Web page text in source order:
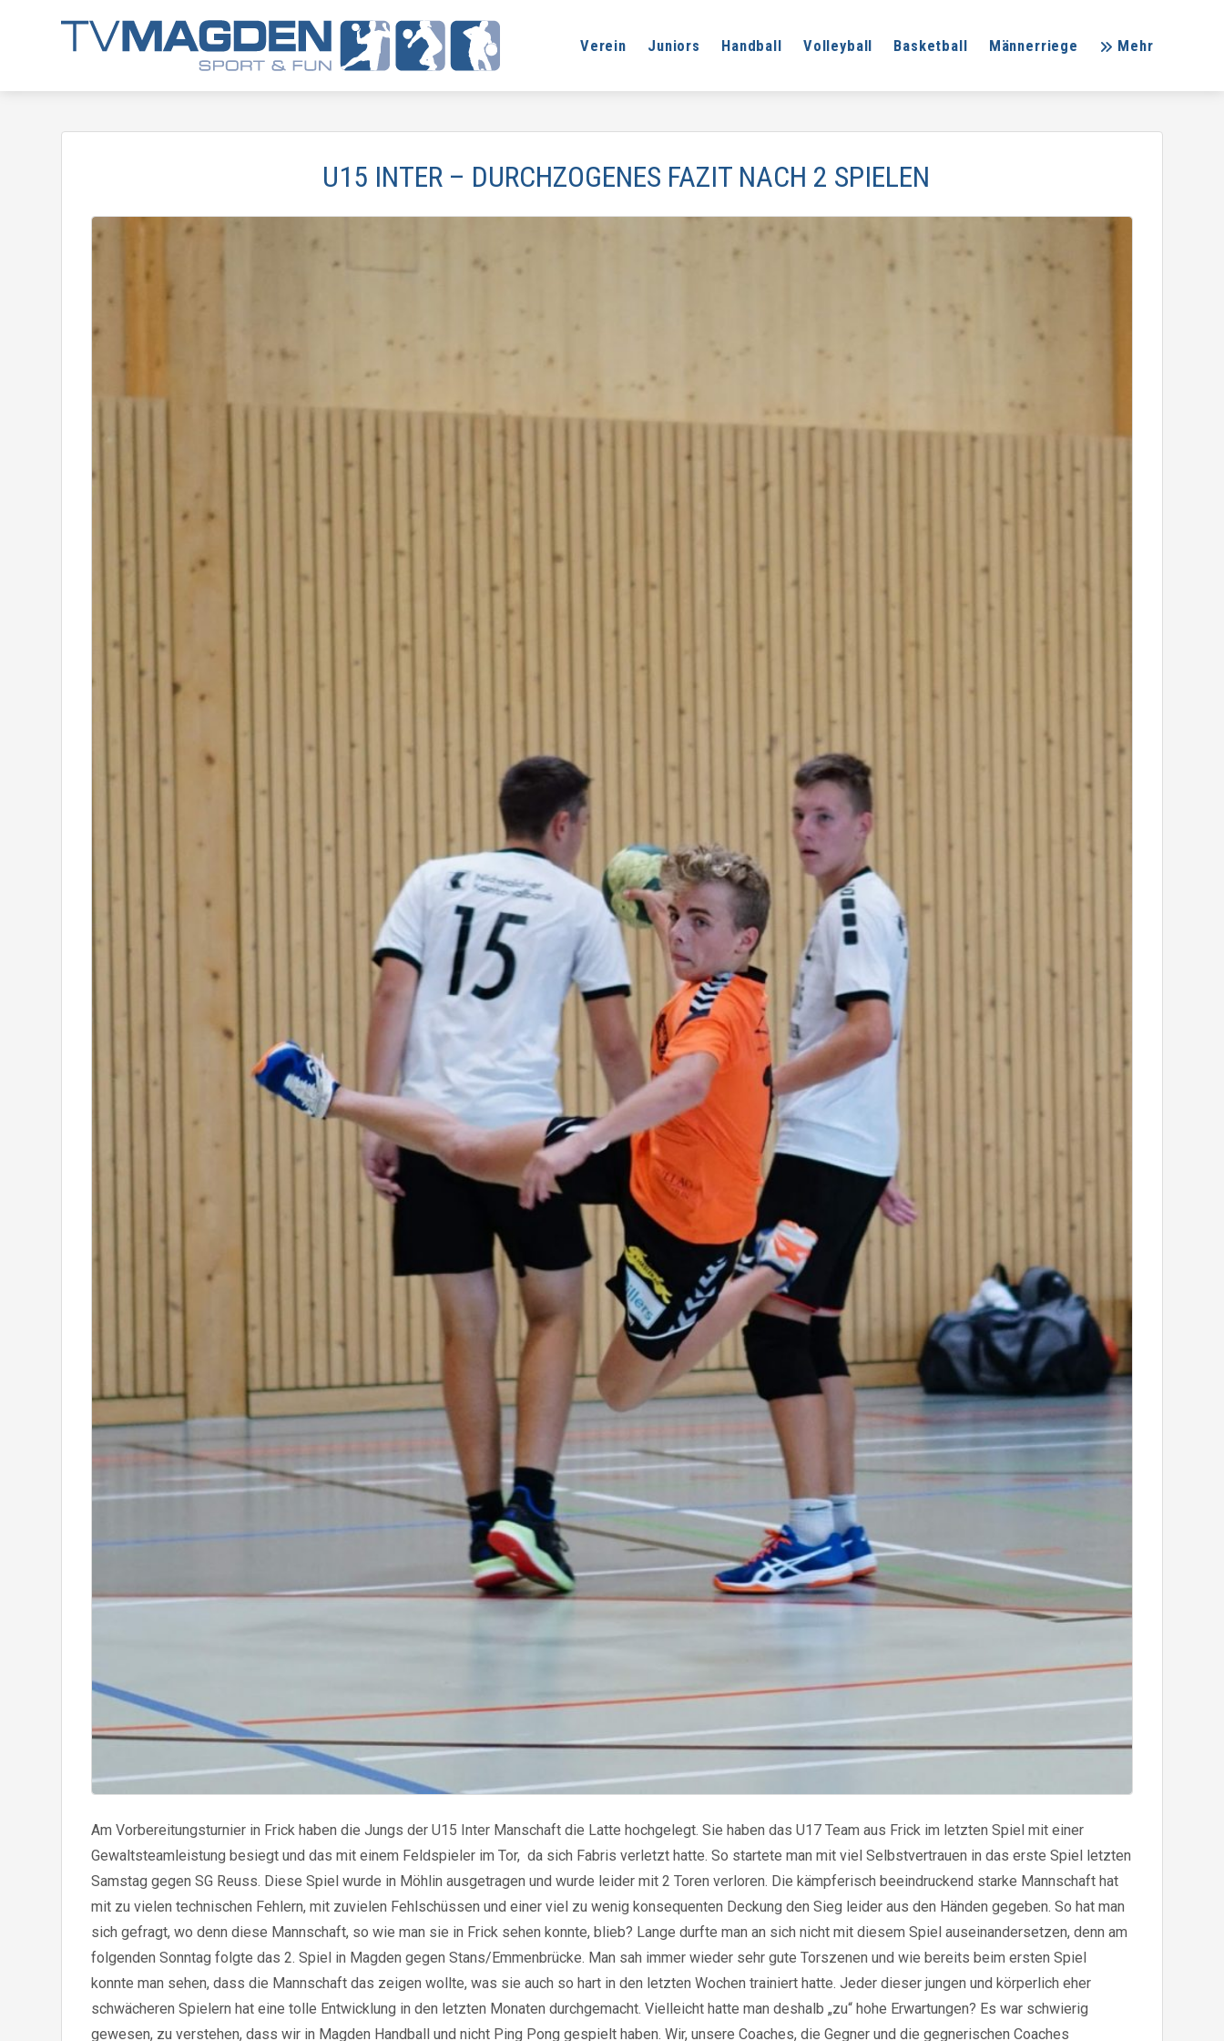
Verein Juniors Handball Volleyball Basketball Männerriege Mehr
U15 INTER – DURCHZOGENES FAZIT NACH 2 SPIELEN
Am Vorbereitungsturnier in Frick haben die Jungs der U15 Inter Manschaft die Latte hochgelegt. Sie haben das U17 Team aus Frick im letzten Spiel mit einer
Gewaltsteamleistung besiegt und das mit einem Feldspieler im Tor, da sich Fabris verletzt hatte. So startete man mit viel Selbstvertrauen in das erste Spiel letzten
Samstag gegen SG Reuss. Diese Spiel wurde in Möhlin ausgetragen und wurde leider mit 2 Toren verloren. Die kämpferisch beeindruckend starke Mannschaft hat
mit zu vielen technischen Fehlern, mit zuvielen Fehlschüssen und einer viel zu wenig konsequenten Deckung den Sieg leider aus den Händen gegeben. So hat man
sich gefragt, wo denn diese Mannschaft, so wie man sie in Frick sehen konnte, blieb? Lange durfte man an sich nicht mit diesem Spiel auseinandersetzen, denn am
folgenden Sonntag folgte das 2. Spiel in Magden gegen Stans/Emmenbrücke. Man sah immer wieder sehr gute Torszenen und wie bereits beim ersten Spiel
konnte man sehen, dass die Mannschaft das zeigen wollte, was sie auch so hart in den letzten Wochen trainiert hatte. Jeder dieser jungen und körperlich eher
schwächeren Spielern hat eine tolle Entwicklung in den letzten Monaten durchgemacht. Vielleicht hatte man deshalb „zu“ hohe Erwartungen? Es war schwierig
gewesen, zu verstehen, dass wir in Magden Handball und nicht Ping Pong gespielt haben. Wir, unsere Coaches, die Gegner und die gegnerischen Coaches